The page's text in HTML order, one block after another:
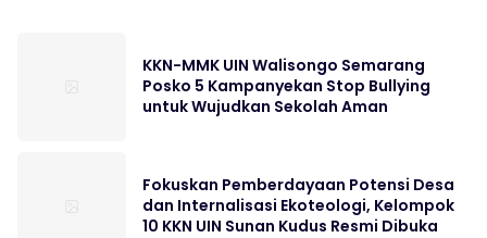
KKN-MMK UIN Walisongo Semarang
Posko 5 Kampanyekan Stop Bullying
untuk Wujudkan Sekolah Aman
Fokuskan Pemberdayaan Potensi Desa
dan Internalisasi Ekoteologi, Kelompok
10 KKN UIN Sunan Kudus Resmi Dibuka